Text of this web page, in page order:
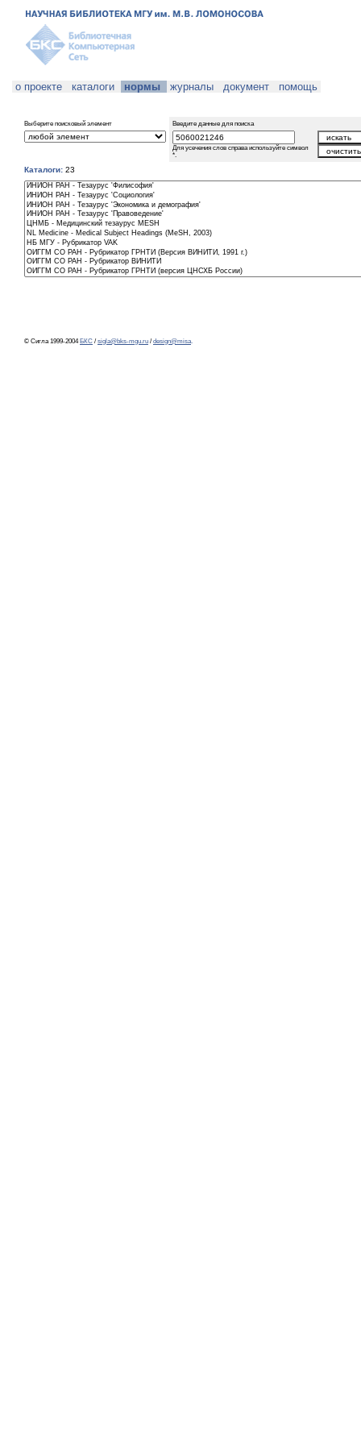
о проекте каталоги нормы журналы документ помощь
Выберите поисковый элемент Введите данные для поиска
Для усечения слов справа используйте символ
*.
Каталоги: 23
© Сигла 1999-2004 БКС / sigla@bks-mgu.ru / design@misa.